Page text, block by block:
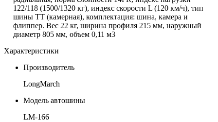
122/118 (1500/1320 кг), индекс скорости L (120 км/ч), тип
шины ТТ (камерная), комплектация: шина, камера и
флиппер. Вес 22 кг, ширина профиля 215 мм, наружный
диаметр 805 мм, объем 0,11 м3
Характеристики
Производитель
LongMarch
Модель автошины
LM-166